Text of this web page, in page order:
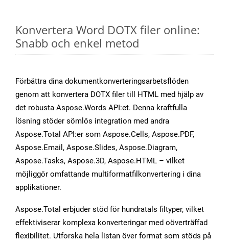
Konvertera Word DOTX filer online:
Snabb och enkel metod
Förbättra dina dokumentkonverteringsarbetsflöden
genom att konvertera DOTX filer till HTML med hjälp av
det robusta Aspose.Words API:et. Denna kraftfulla
lösning stöder sömlös integration med andra
Aspose.Total API:er som Aspose.Cells, Aspose.PDF,
Aspose.Email, Aspose.Slides, Aspose.Diagram,
Aspose.Tasks, Aspose.3D, Aspose.HTML – vilket
möjliggör omfattande multiformatfilkonvertering i dina
applikationer.
Aspose.Total erbjuder stöd för hundratals filtyper, vilket
effektiviserar komplexa konverteringar med oöverträffad
flexibilitet. Utforska hela listan över format som stöds på